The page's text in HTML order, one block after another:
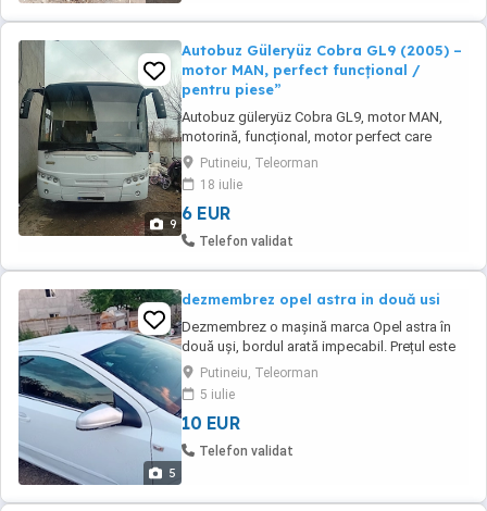
9
Autobuz Güleryüz Cobra GL9 (2005) –
motor MAN, perfect funcțional /
pentru piese”
Autobuz güleryüz Cobra GL9, motor MAN,
motorină, funcțional, motor perfect care
pornește la sfert de cheie, parbriz nou
proaspăt montat. toate piesele disponibile
Putineiu, Teleorman
18 iulie
6 EUR
Telefon validat
5
dezmembrez opel astra in două usi
Dezmembrez o mașină marca Opel astra în
două uși, bordul arată impecabil. Prețul este
negociabil pentru fiecare piesă in parte
Putineiu, Teleorman
5 iulie
10 EUR
Telefon validat